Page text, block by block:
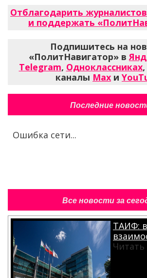
Отблагодарить
и поддержать
Подпишитесь на
«ПолитНавигатор» в
Telegram, Одноклассниках,
каналы Max и
Последние
Ошибка сети...
Все новости за
ТАИФ: